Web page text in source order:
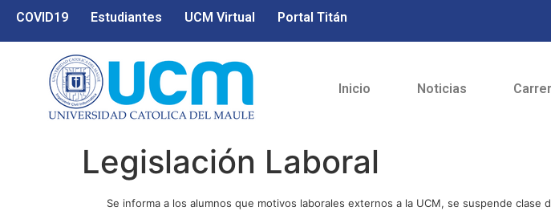
COVID19 Estudiantes UCM Virtual Portal Titán
Inicio Noticias
Legislación Laboral
Se informa a los alumnos que motivos laborales externos a la UCM, se suspende clase